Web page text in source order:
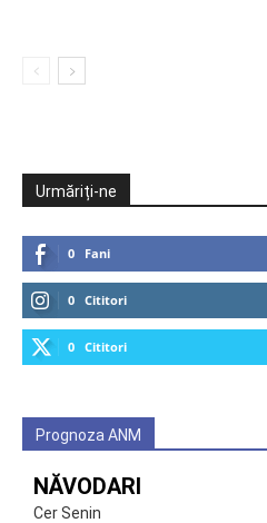
Urmăriți-ne
0 Fani
0 Cititori
0 Cititori
Prognoza ANM
NĂVODARI
Cer Senin